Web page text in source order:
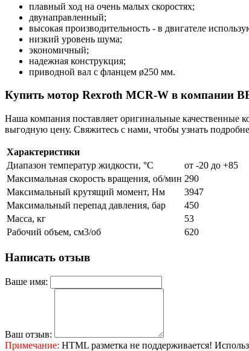
плавный ход на очень малых скоростях;
двунаправленный;
высокая производительность - в двигателе
низкий уровень шума;
экономичный;
надежная конструкция;
приводной вал с фланцем ø250 мм.
Купить мотор Rexroth MCR-W в компании
Наша компания поставляет оригинальные
выгодную цену. Свяжитесь с нами, чтобы узнать
Характеристики
Диапазон температур жидкости, °C
от -20 до +85
Максимальная скорость вращения, об/мин 290
Максимальный крутящий момент, Нм
3947
Максимальный перепад давления, бар
450
Масса, кг
53
Рабочий объем, см3/об
620
Написать отзыв
Ваше имя:
Ваш отзыв:
Примечание: HTML разметка не поддерживается!